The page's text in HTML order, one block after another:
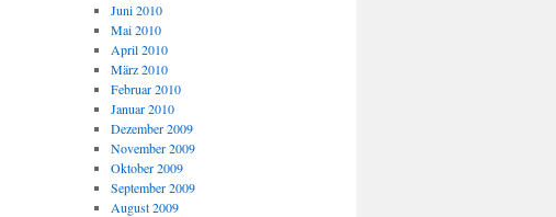
Juni 2010
Mai 2010
April 2010
März 2010
Februar 2010
Januar 2010
Dezember 2009
November 2009
Oktober 2009
September 2009
August 2009